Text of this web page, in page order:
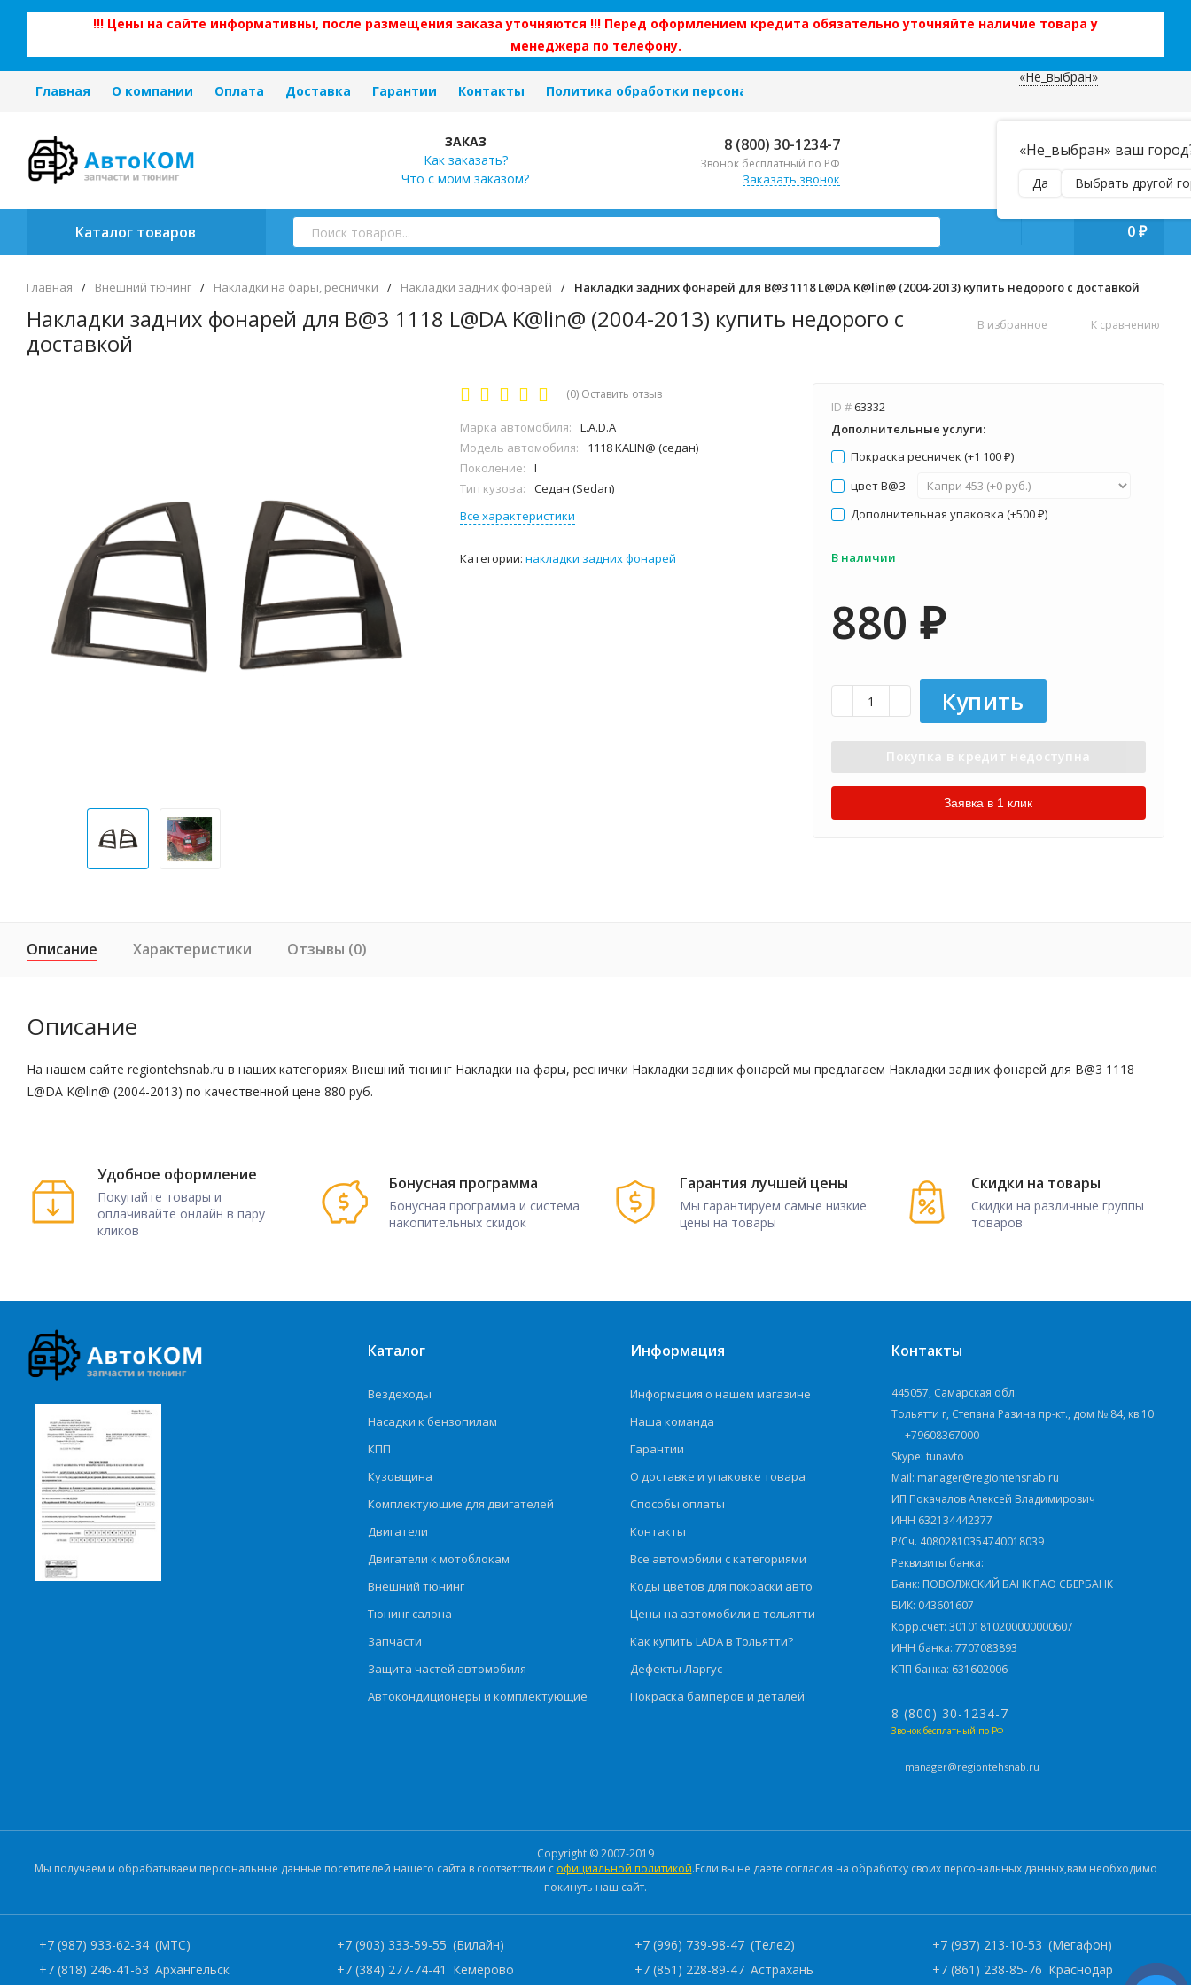
!!! Цены на сайте информативны, после размещения заказа уточняются !!! Перед оформлением кредита обязательно уточняйте наличие товара у
менеджера по телефону.
Главная О компании Оплата Доставка Гарантии Контакты Политика обработки персональных данных
«Не_выбран»
«Не_выбран» ваш
Да Выбрать другой
ЗАКАЗ
Как заказать?
Что с моим заказом?
8 (800) 30-1234-7
Звонок бесплатный по РФ
Заказать звонок
наложенным платежом!
manager@regiontehsnab.ru
Каталог товаров 0 ₽
Главная / Внешний тюнинг / Накладки на фары, реснички / Накладки задних фонарей / Накладки задних фонарей для B@3 1118 L@DA K@lin@ (2004-2013) купить недорого с доставкой
Накладки задних фонарей для B@3 1118 L@DA K@lin@ (2004-2013) купить недорого с
доставкой
В избранное К сравнению
(0) Оставить отзыв
Марка автомобиля:
L.А.D.А
Модель автомобиля:
1118 KALIN@ (седан)
Поколение:
I
Тип кузова:
Седан (Sedan)
Все характеристики
Категории:накладки задних фонарей
ID # 63332
Дополнительные услуги:
Покраска ресничек (+1 100 ₽)
цвет В@З
Дополнительная упаковка (+500 ₽)
В наличии
880 ₽
Купить
Покупка в кредит недоступна
Заявка в 1 клик
Описание Характеристики Отзывы (0)
Описание
На нашем сайте regiontehsnab.ru в наших категориях Внешний тюнинг Накладки на фары, реснички Накладки задних фонарей мы предлагаем Накладки задних фонарей для B@3 1118
L@DA K@lin@ (2004-2013) по качественной цене 880 руб.
Удобное оформление
Покупайте товары и
оплачивайте онлайн в пару
кликов
Бонусная программа
Бонусная программа и система
накопительных скидок
Гарантия лучшей цены
Мы гарантируем самые низкие
цены на товары
Скидки на товары
Скидки на различные группы
товаров
Каталог
Вездеходы
Насадки к бензопилам
КПП
Кузовщина
Комплектующие для двигателей
Двигатели
Двигатели к мотоблокам
Внешний тюнинг
Тюнинг салона
Запчасти
Защита частей автомобиля
Автокондиционеры и комплектующие
Информация
Информация о нашем магазине
Наша команда
Гарантии
О доставке и упаковке товара
Способы оплаты
Контакты
Все автомобили с категориями
Коды цветов для покраски авто
Цены на автомобили в тольятти
Как купить LADA в Тольятти?
Дефекты Ларгус
Покраска бамперов и деталей
Контакты
445057, Самарская обл.
Тольятти г, Степана Разина пр-кт., дом № 84, кв.10
+79608367000
Skype: tunavto
Mail: manager@regiontehsnab.ru
ИП Покачалов Алексей Владимирович
ИНН 632134442377
Р/Сч. 40802810354740018039
Реквизиты банка:
Банк: ПОВОЛЖСКИЙ БАНК ПАО СБЕРБАНК
БИК: 043601607
Корр.счёт: 30101810200000000607
ИНН банка: 7707083893
КПП банка: 631602006
8 (800) 30-1234-7
Звонок бесплатный по РФ
manager@regiontehsnab.ru
Copyright © 2007-2019
Мы получаем и обрабатываем персональные данные посетителей нашего сайта в соответствии с официальной политикой.Если вы не даете согласия на обработку своих персональных данных,вам необходимо
покинуть наш сайт.
+7 (987) 933-62-34 (МТС) +7 (903) 333-59-55 (Билайн) +7 (996) 739-98-47 (Теле2) +7 (937) 213-10-53 (Мегафон)
+7 (818) 246-41-63 Архангельск +7 (384) 277-74-41 Кемерово +7 (851) 228-89-47 Астрахань +7 (861) 238-85-76 Краснодар